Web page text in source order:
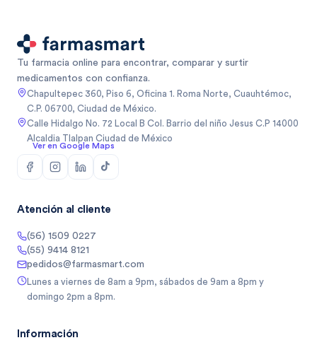
Tu farmacia online para encontrar, comparar y surtir
medicamentos con confianza.
Chapultepec 360, Piso 6, Oficina 1. Roma Norte, Cuauhtémoc,
C.P. 06700, Ciudad de México.
Calle Hidalgo No. 72 Local B Col. Barrio del niño Jesus C.P 14000
Alcaldia Tlalpan Ciudad de México
Ver en Google Maps
Atención al cliente
(56) 1509 0227
(55) 9414 8121
pedidos@farmasmart.com
Lunes a viernes de 8am a 9pm, sábados de 9am a 8pm y
domingo 2pm a 8pm.
Información